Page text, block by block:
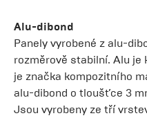
Alu-dibond
Panely vyrobené z alu-
rozměrově stabilní. Alu je
je značka kompozitního
alu-dibond o tloušťce 3
Jsou vyrobeny ze tří